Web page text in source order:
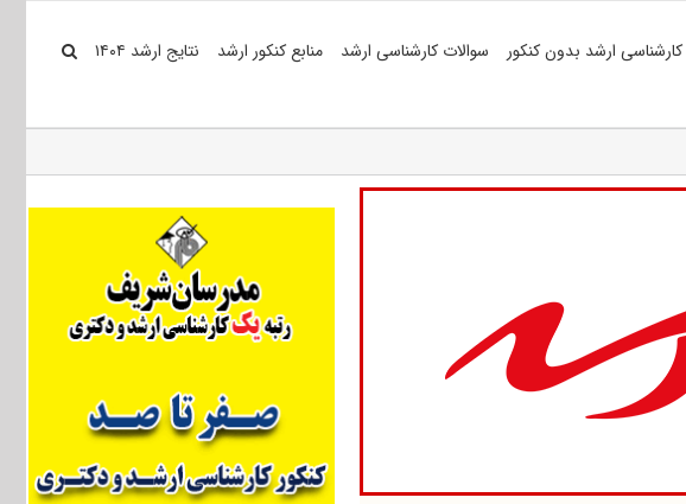
کارشناسی ارشد بدون کنکور سوالات کارشناسی ارشد منابع کنکور ارشد نتایج ارشد ۱۴۰۴